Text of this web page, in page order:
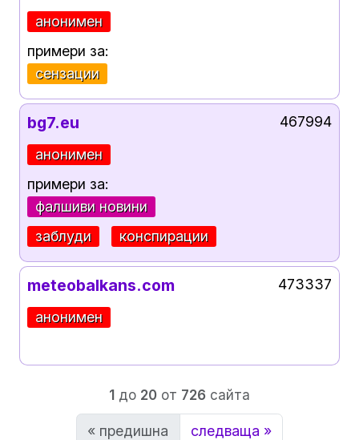
анонимен
примери за:
сензации
bg7.eu
анонимен
примери за:
фалшиви новини
заблуди
конспирации
467994
meteobalkans.com
анонимен
473337
1 до 20 от 726 сайта
« предишна следваща »